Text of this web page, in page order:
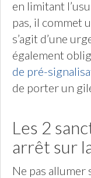
en limitant
pas, il commet
s’agit d’une
également
de pré-
de porter un
Les 2
arrêt sur
Ne pas allumer